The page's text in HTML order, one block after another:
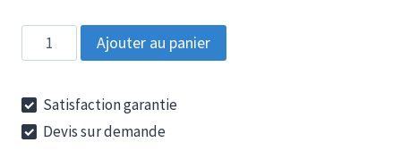
quantité
de
U
10-
Ajouter au panier
Satisfaction garantie
Devis sur demande